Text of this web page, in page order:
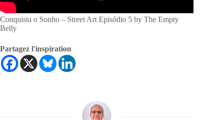
Conquista o Sonho – Street Art Episódio 5 by The Empty
Belly
Partagez l'inspiration